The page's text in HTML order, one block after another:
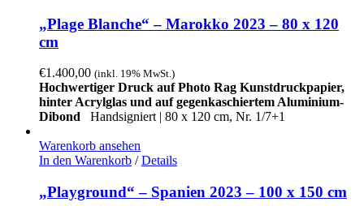
„Plage Blanche“ – Marokko 2023 – 80 x 120
cm
€1.400,00 (inkl. 19% MwSt.)
Hochwertiger Druck auf Photo Rag Kunstdruckpapier,
hinter Acrylglas und auf gegenkaschiertem Aluminium-
Dibond Handsigniert | 80 x 120 cm, Nr. 1/7+1
Warenkorb ansehen
In den Warenkorb / Details
„Playground“ – Spanien 2023 – 100 x 150 cm